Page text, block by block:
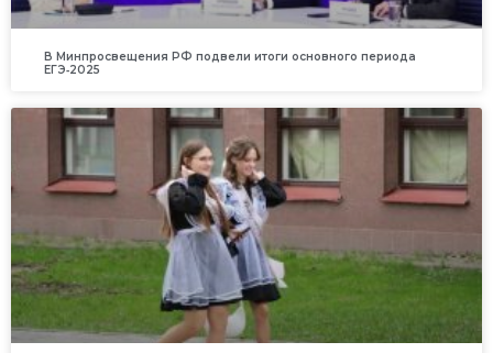
В Минпросвещения РФ подвели итоги основного периода
ЕГЭ‑2025